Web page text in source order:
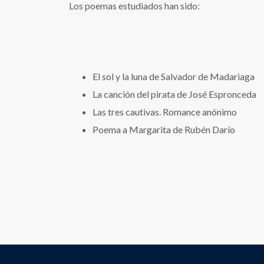
Los poemas estudiados han sido:
El sol y la luna de Salvador de Madariaga
La canción del pirata de José Espronceda
Las tres cautivas. Romance anónimo
Poema a Margarita de Rubén Darío